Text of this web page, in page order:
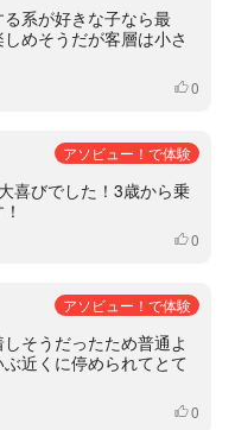
系が好きな子なら最
めそうだが客層は小さ
いいね
0
アソビュー！で体験
喜びでした！3歳から乗
いいね
0
アソビュー！で体験
そうだったため普通よ
近くに停められてとて
いいね
0